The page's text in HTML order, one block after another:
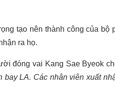
tạo nên thành công của bộ
ra họ.
đóng vai Kang Sae Byeok
bay LA. Các nhân viên xuất